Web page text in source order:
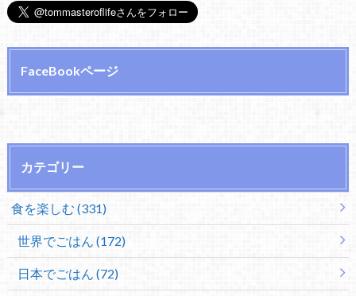
FaceBookページ
カテゴリー
食を楽しむ (331)
世界でごはん (172)
日本でごはん (72)